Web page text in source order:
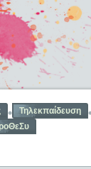
Τηλεκπαίδευση